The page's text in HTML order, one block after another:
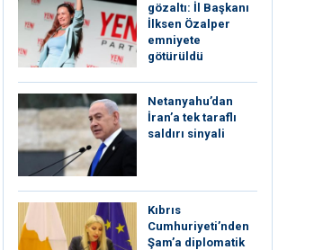
gözaltı: İl Başkanı
İlksen Özalper
emniyete
götürüldü
Netanyahu’dan
İran’a tek taraflı
saldırı sinyali
Kıbrıs
Cumhuriyeti’nden
Şam’a diplomatik